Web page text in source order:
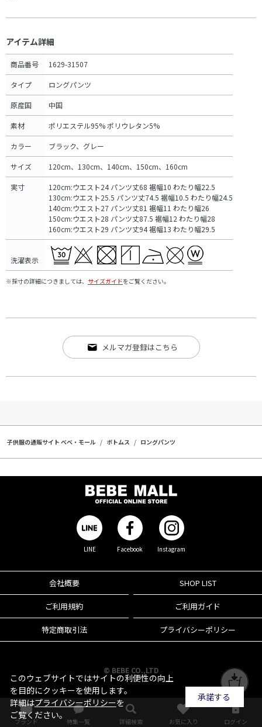
アイテム詳細
商品番号 1629-31507
タイプ ロングパンツ
原産国 中国
素材 ポリエステル95% ポリウレタン5%
カラー ブラック、グレー
サイズ 120cm、130cm、140cm、150cm、160cm
実寸
120cm:ウエスト24 パンツ丈68 裾幅10 わたり幅22.5
130cm:ウエスト25.5 パンツ丈74.5 裾幅10.5 わたり幅24.5
140cm:ウエスト27 パンツ丈81 裾幅11 わたり幅26
150cm:ウエスト28 パンツ丈87.5 裾幅12 わたり幅28
160cm:ウエスト29 パンツ丈94 裾幅13 わたり幅29.5
洗濯表示
※採寸の詳細につきましては、 サイズガイドをご覧ください。
メルマガ登録はこちら
子供服の通販サイト ベベ・モール ボトムス ロングパンツ
LINE Facebook Instagram
会社概要 SHOP LIST
ご利用規約 ご利用ガイド
特定商取引法 プライバシーポリシー
© BEBE CO.,LTD
ブランド 特集一覧 詳細検索 お気に入り ログイン
このウェブサイトではサイトの利便性の向上
を目的にクッキーを使用します。
詳細はプライバシーポリシーを
ご覧ください。
承諾する